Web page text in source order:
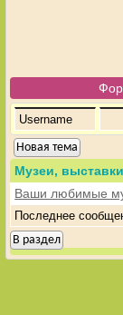
Новая тема
Музеи, выставки
Ваши любимые
Последнее
В раздел